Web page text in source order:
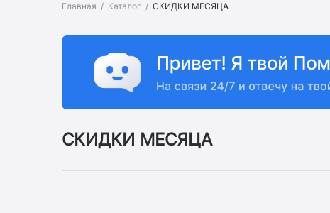
Главная Каталог СКИДКИ МЕСЯЦА
СКИДКИ МЕСЯЦА